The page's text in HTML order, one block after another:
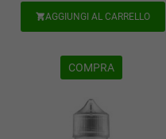
AGGIUNGI AL CARRELLO
COMPRA